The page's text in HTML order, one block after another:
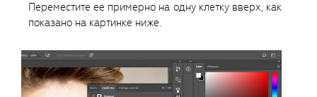
Переместите ее примерно на одну клетку вверх, как
показано на картинке ниже.